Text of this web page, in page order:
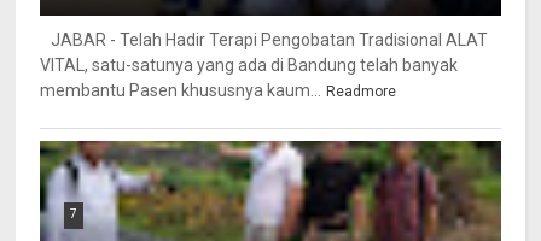
JABAR - Telah Hadir Terapi Pengobatan Tradisional ALAT
VITAL, satu-satunya yang ada di Bandung telah banyak
membantu Pasen khususnya kaum... Readmore
7